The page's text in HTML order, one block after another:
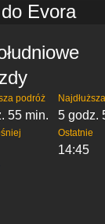
Evora
podróż
55 min. 5 godz.
Ostatnie
14:45